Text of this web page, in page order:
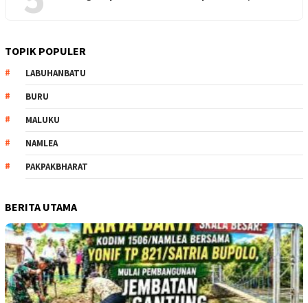
TOPIK POPULER
LABUHANBATU
BURU
MALUKU
NAMLEA
PAKPAKBHARAT
BERITA UTAMA